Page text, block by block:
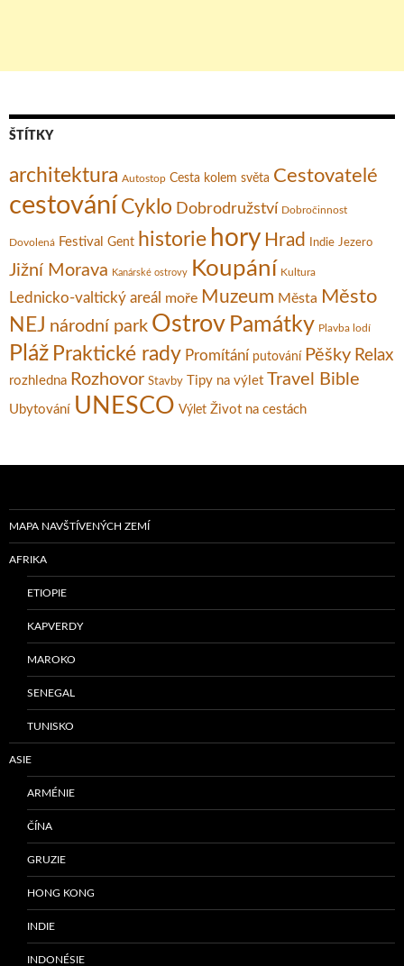
ŠTÍTKY
architektura Autostop Cesta kolem světa Cestovatelé
cestování Cyklo Dobrodružství Dobročinnost
Dovolená Festival Gent historie hory Hrad Indie Jezero
Jižní Morava Kanárské ostrovy Koupání Kultura
Lednicko-valtický areál moře Muzeum Města Město
NEJ národní park Ostrov Památky Plavba lodí
Pláž Praktické rady Promítání putování Pěšky Relax
rozhledna Rozhovor Stavby Tipy na výlet Travel Bible
Ubytování UNESCO Výlet Život na cestách
MAPA NAVŠTÍVENÝCH ZEMÍ
AFRIKA
ETIOPIE
KAPVERDY
MAROKO
SENEGAL
TUNISKO
ASIE
ARMÉNIE
ČÍNA
GRUZIE
HONG KONG
INDIE
INDONÉSIE